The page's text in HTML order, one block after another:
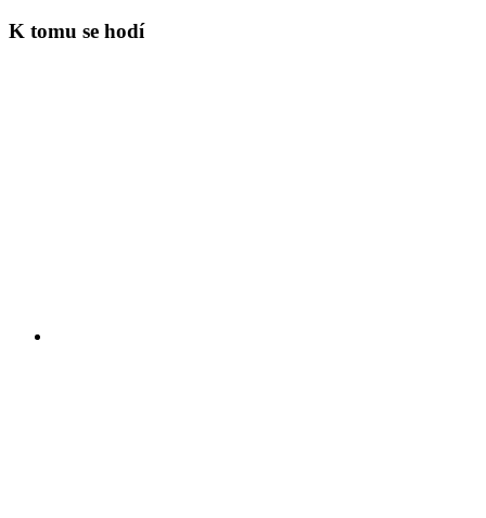
K tomu se hodí